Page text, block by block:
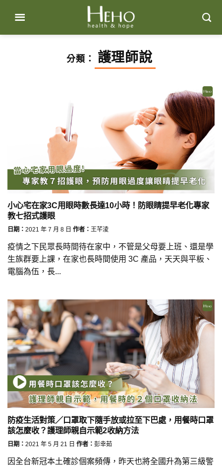
content
分類： 護理師說
小心宅在家3C用眼時數長達10小時！防眼睛提早老化專家
教七招式護眼
日期： 2021 年 7 月 8 日 作者： 王芊淩
疫情之下民眾長時間待在家中，不管是父母要上班、還是學
生族群要上課，在家也長時間使用 3C 產品，天天與平板、
電腦為伍，長...
防疫生活對策／口罩取下隨手放或拉至下巴處，用餐時口罩
該怎麼收？護理師親自示範2收納方法
日期： 2021 年 5 月 21 日 作者： 彭幸茹
因全台新冠本土確診個案頻傳，昨天也將全國升為第三級警